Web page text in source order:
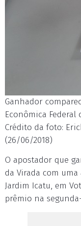
Ganhador
Econômica
Crédito da foto:
(26/06/2018)
O apostador que
da Virada com
Jardim Icatu, em
prêmio na